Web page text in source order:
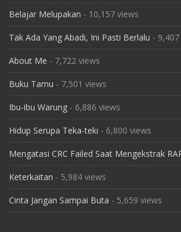
Belajar Melupakan - 10,157 views
Tak Ada Yang Abadi, Ini Pasti Berlalu -
About Me - 7,722 views
Buku Tamu - 7,501 views
Ibu-ibu Warung - 6,886 views
Hidup Serupa Teka-teki - 6,800 views
Mengatasi CRC Failed Saat Mengekstrak
Keterkaitan - 5,984 views
Cinta Jangan Sampai Buta - 5,659 views